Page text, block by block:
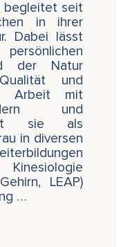
von
mit Intuition und
in
für das 4-
Gomes:
begleitet seit
in ihrer
Dabei lässt
der Natur
und
Arbeit mit
und
sie als
in diversen
LEAP)
…